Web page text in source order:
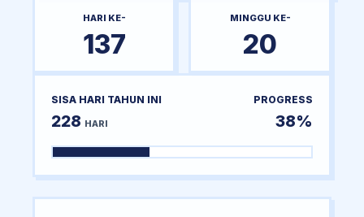
HARI KE-
137
MINGGU KE-
20
SISA HARI TAHUN INI
228 HARI
PROGRESS
38%